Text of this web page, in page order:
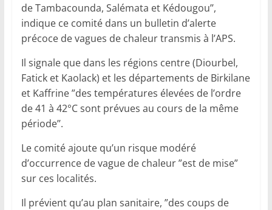
de Tambacounda, Salémata et Kédougou’’,
indique ce comité dans un bulletin d’alerte
précoce de vagues de chaleur transmis à l’APS.
Il signale que dans les régions centre (Diourbel,
Fatick et Kaolack) et les départements de Birkilane
et Kaffrine ”des températures élevées de l’ordre
de 41 à 42°C sont prévues au cours de la même
période’’.
Le comité ajoute qu’un risque modéré
d’occurrence de vague de chaleur ”est de mise”
sur ces localités.
Il prévient qu’au plan sanitaire, ”des coups de